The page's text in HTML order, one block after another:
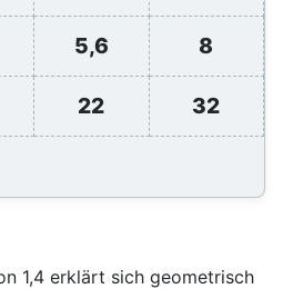
5,6 8
22 32
1,4 erklärt sich geometrisch